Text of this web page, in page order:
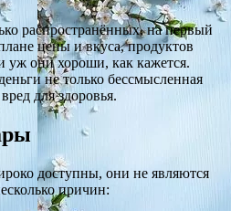
распространённых, на первый
цены и вкуса, продуктов
уж они хороши, как кажется.
не только бессмысленная
для здоровья.
доступны, они не являются
причин: